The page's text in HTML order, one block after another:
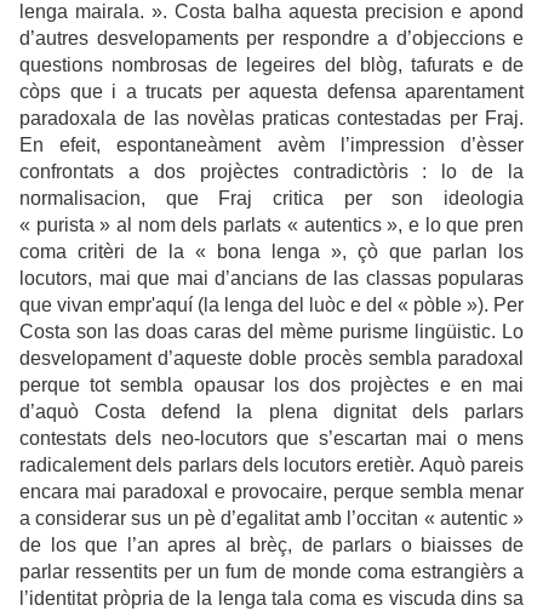
lenga mairala. ». Costa balha aquesta precision e apond
d’autres desvelopaments per respondre a d’objeccions e
questions nombrosas de legeires del blòg, tafurats e de
còps que i a trucats per aquesta defensa aparentament
paradoxala de las novèlas praticas contestadas per Fraj.
En efeit, espontaneàment avèm l’impression d’èsser
confrontats a dos projèctes contradictòris : lo de la
normalisacion, que Fraj critica per son ideologia
« purista » al nom dels parlats « autentics », e lo que pren
coma critèri de la « bona lenga », çò que parlan los
locutors, mai que mai d’ancians de las classas popularas
que vivan empr'aquí (la lenga del luòc e del « pòble »). Per
Costa son las doas caras del mème purisme lingüistic. Lo
desvelopament d’aqueste doble procès sembla paradoxal
perque tot sembla opausar los dos projèctes e en mai
d’aquò Costa defend la plena dignitat dels parlars
contestats dels neo-locutors que s’escartan mai o mens
radicalement dels parlars dels locutors eretièr. Aquò pareis
encara mai paradoxal e provocaire, perque sembla menar
a considerar sus un pè d’egalitat amb l’occitan « autentic »
de los que l’an apres al brèç, de parlars o biaisses de
parlar ressentits per un fum de monde coma estrangièrs a
l’identitat pròpria de la lenga tala coma es viscuda dins sa